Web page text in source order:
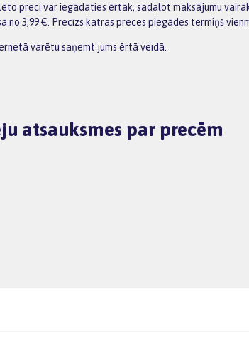
preci var iegādāties ērtāk, sadalot maksājumu
3,99 €. Precīzs katras preces piegādes termiņš
varētu saņemt jums ērtā veidā.
atsauksmes par precēm